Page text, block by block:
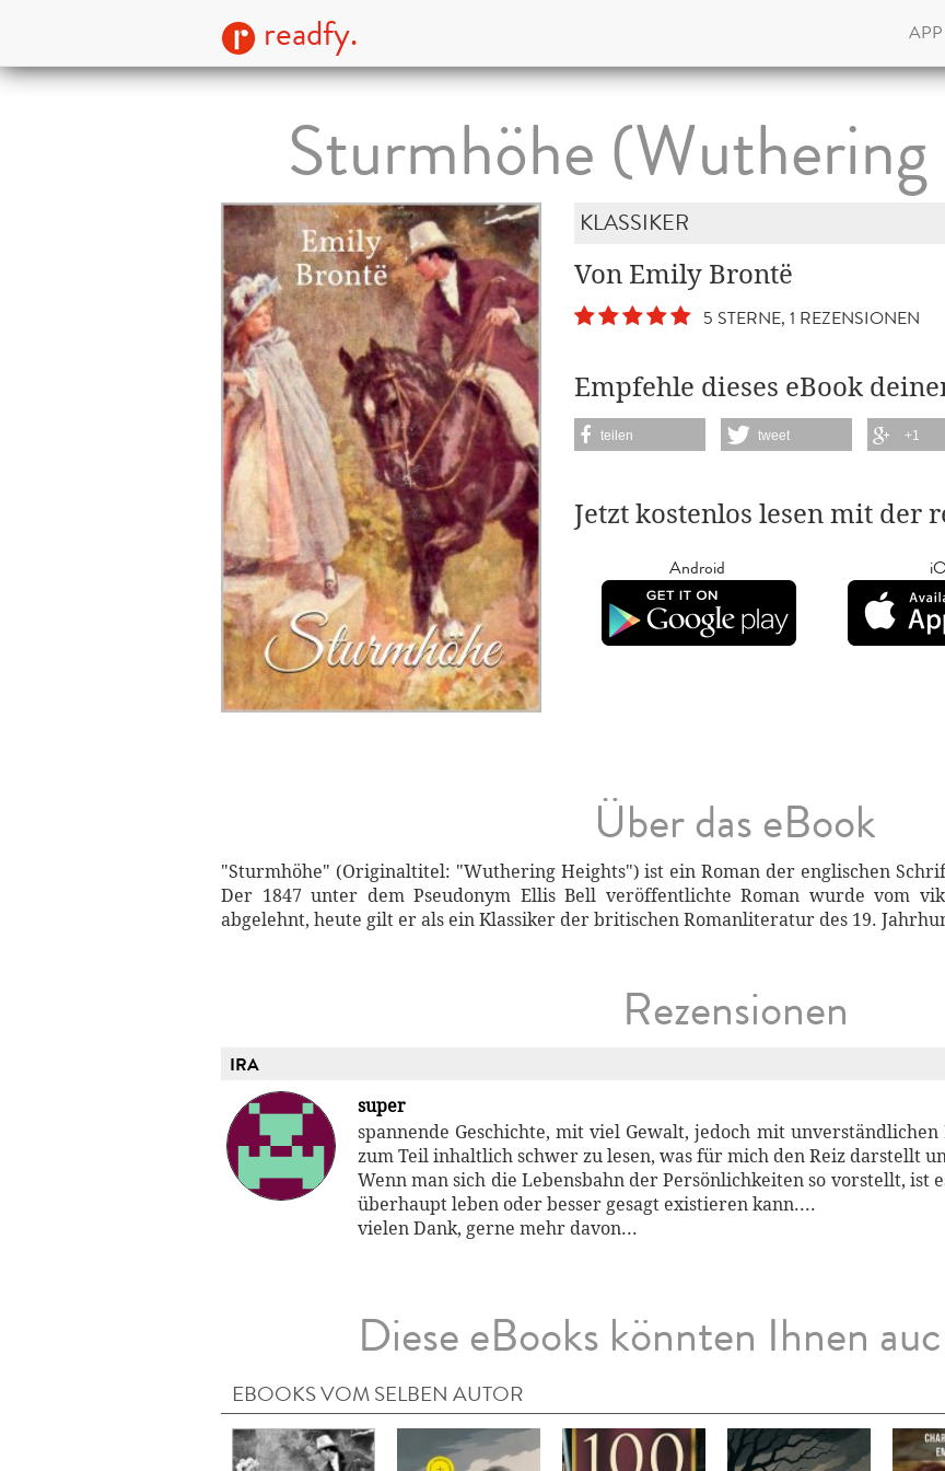
readfy. APP
Sturmhöhe
KLASSIKER
Von Emily Brontë
5 STERNE, 1 REZENSIONEN
Empfehle dieses eBook
teilen tweet +1
Jetzt kostenlos lesen mit der
Android
Über das eBook
"Sturmhöhe" (Originaltitel: "Wuthering Heights") ist ein Roman der englischen
Der 1847 unter dem Pseudonym Ellis Bell veröffentlichte Roman wurde vom
abgelehnt, heute gilt er als ein Klassiker der britischen Romanliteratur des 19.
Rezensionen
IRA
super
spannende Geschichte, mit viel Gewalt, jedoch mit
zum Teil inhaltlich schwer zu lesen, was für mich den Reiz darstellt
Wenn man sich die Lebensbahn der Persönlichkeiten so vorstellt, ist
überhaupt leben oder besser gesagt existieren kann....
vielen Dank, gerne mehr davon...
Diese eBooks könnten Ihnen
EBOOKS VOM SELBEN AUTOR